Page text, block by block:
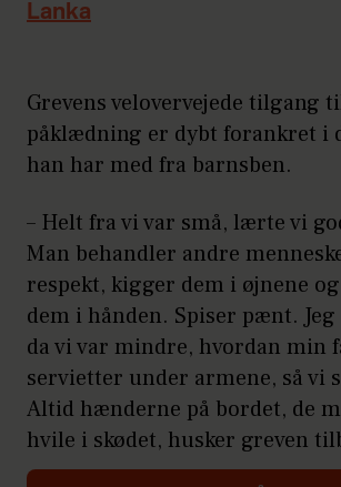
Lanka
Grevens velovervejede tilgang
påklædning er dybt forankret i
han har med fra barnsben.
– Helt fra vi var små, lærte vi
Man behandler andre
respekt, kigger dem i øjnene
dem i hånden. Spiser pænt. Jeg
da vi var mindre, hvordan min
servietter under armene, så vi
Altid hænderne på bordet, de
hvile i skødet, husker greven